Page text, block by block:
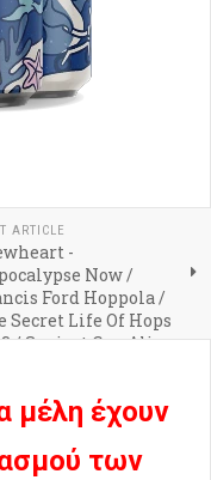
ARTICLE
-
Now /
Ford Hoppola /
Secret Life Of Hops
/ Sexiest Can Alive
μέλη έχουν
των